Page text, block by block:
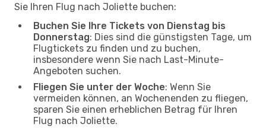
Sie Ihren Flug nach Joliette buchen:
Buchen Sie Ihre Tickets von Dienstag bis
Donnerstag: Dies sind die günstigsten Tage, um
Flugtickets zu finden und zu buchen,
insbesondere wenn Sie nach Last-Minute-
Angeboten suchen.
Fliegen Sie unter der Woche: Wenn Sie
vermeiden können, an Wochenenden zu fliegen,
sparen Sie einen erheblichen Betrag für Ihren
Flug nach Joliette.